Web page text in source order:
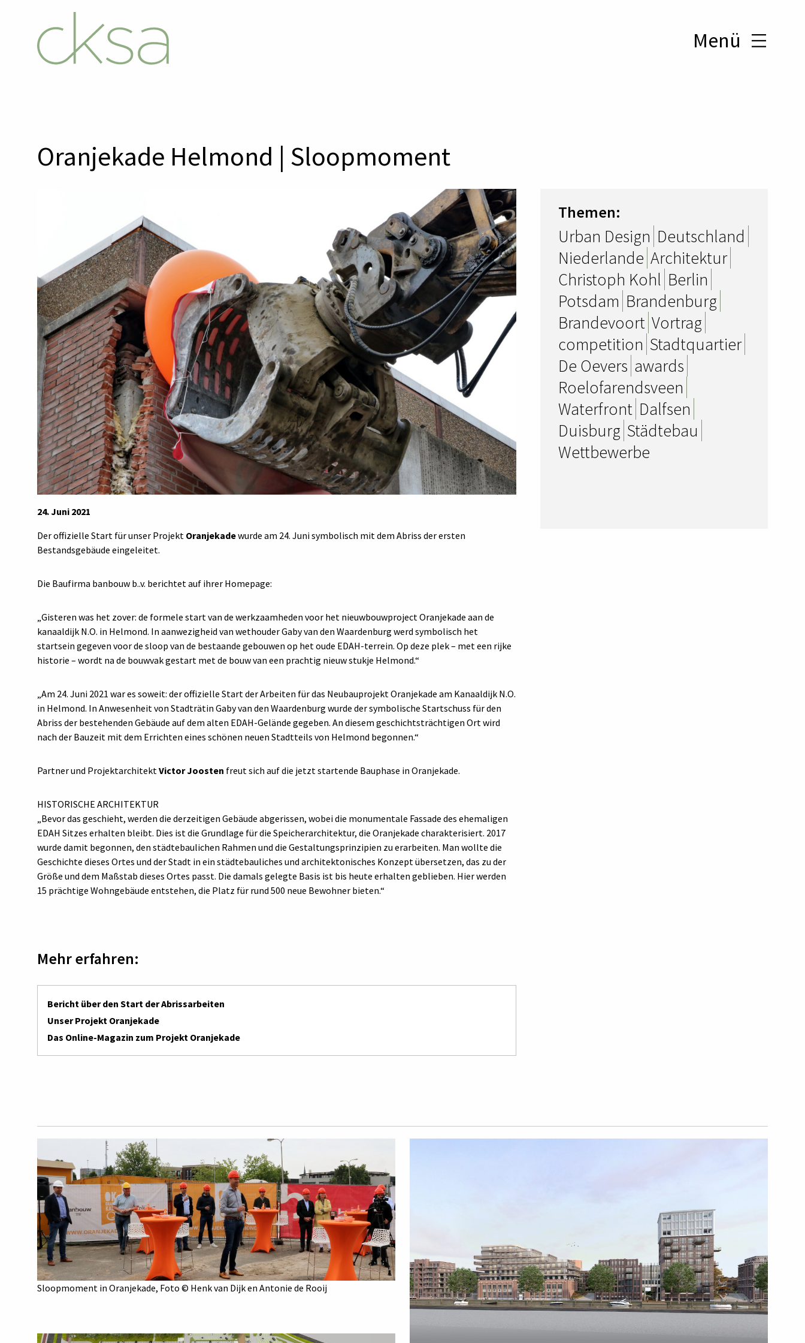
Menü
Oranjekade Helmond | Sloopmoment
24. Juni 2021
Der offizielle Start für unser Projekt Oranjekadewurde am 24. Juni symbolisch mit dem Abriss der ersten
Bestandsgebäude eingeleitet.
Die Baufirma banbouw b..v. berichtet auf ihrer Homepage:
„Gisteren was het zover: de formele start van de werkzaamheden voor het nieuwbouwproject Oranjekade aan de
kanaaldijk N.O. in Helmond. In aanwezigheid van wethouder Gaby van den Waardenburg werd symbolisch het
startsein gegeven voor de sloop van de bestaande gebouwen op het oude EDAH-terrein. Op deze plek – met een rijke
historie – wordt na de bouwvak gestart met de bouw van een prachtig nieuw stukje Helmond.“
„Am 24. Juni 2021 war es soweit: der offizielle Start der Arbeiten für das Neubauprojekt Oranjekade am Kanaaldijk N.O.
in Helmond. In Anwesenheit von Stadträtin Gaby van den Waardenburg wurde der symbolische Startschuss für den
Abriss der bestehenden Gebäude auf dem alten EDAH-Gelände gegeben. An diesem geschichtsträchtigen Ort wird
nach der Bauzeit mit dem Errichten eines schönen neuen Stadtteils von Helmond begonnen.“
Partner und Projektarchitekt Victor Joosten freut sich auf die jetzt startende Bauphase in Oranjekade.
HISTORISCHE ARCHITEKTUR
„Bevor das geschieht, werden die derzeitigen Gebäude abgerissen, wobei die monumentale Fassade des ehemaligen
EDAH Sitzes erhalten bleibt. Dies ist die Grundlage für die Speicherarchitektur, die Oranjekade charakterisiert. 2017
wurde damit begonnen, den städtebaulichen Rahmen und die Gestaltungsprinzipien zu erarbeiten. Man wollte die
Geschichte dieses Ortes und der Stadt in ein städtebauliches und architektonisches Konzept übersetzen, das zu der
Größe und dem Maßstab dieses Ortes passt. Die damals gelegte Basis ist bis heute erhalten geblieben. Hier werden
15 prächtige Wohngebäude entstehen, die Platz für rund 500 neue Bewohner bieten.“
Mehr erfahren:
Bericht über den Start der Abrissarbeiten
Unser Projekt Oranjekade
Das Online-Magazin zum Projekt Oranjekade
Themen:
Urban Design Deutschland
Niederlande Architektur
Christoph Kohl Berlin
Potsdam Brandenburg
Brandevoort Vortrag
competition Stadtquartier
De Oevers awards
Roelofarendsveen
Waterfront Dalfsen
Duisburg Städtebau
Wettbewerbe
Sloopmoment in Oranjekade, Foto © Henk van Dijk en Antonie de Rooij